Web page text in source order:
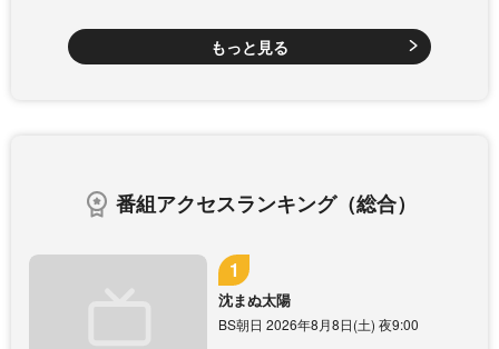
もっと見る
番組アクセスランキング（総合）
沈まぬ太陽
BS朝日 2026年8月8日(土) 夜9:00